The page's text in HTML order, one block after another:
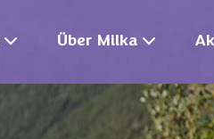
Über Milka